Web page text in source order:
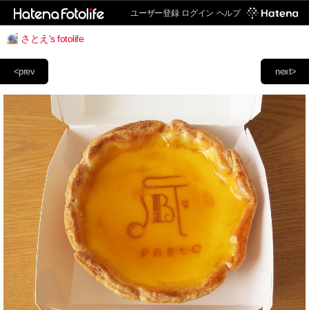
ユーザー登録 ログイン ヘルプ
さとえ's fotolife
next>
<prev